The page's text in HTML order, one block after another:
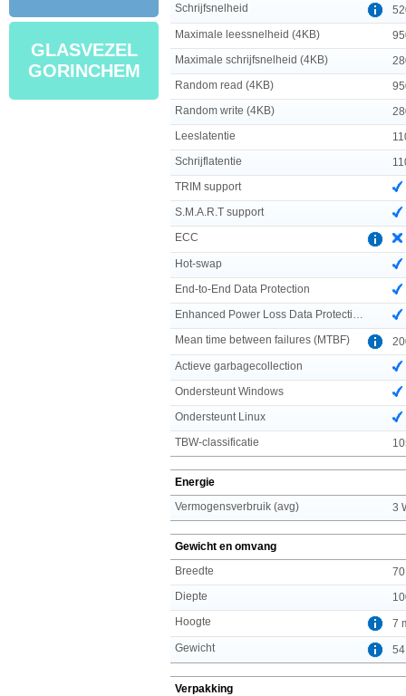
GLASVEZEL
GORINCHEM
Schrijfsnelheid
Maximale leessnelheid (4KB)
Maximale schrijfsnelheid (4KB)
Random read (4KB)
Random write (4KB)
Leeslatentie
Schrijflatentie
TRIM support
S.M.A.R.T support
ECC
Hot-swap
End-to-End Data Protection
Mean time between failures (MTBF)
Actieve garbagecollection
Ondersteunt Windows
Ondersteunt Linux
TBW-classificatie
Energie
Vermogensverbruik (avg)
3
Gewicht en omvang
Breedte
Diepte
Hoogte
7
Gewicht
Verpakking